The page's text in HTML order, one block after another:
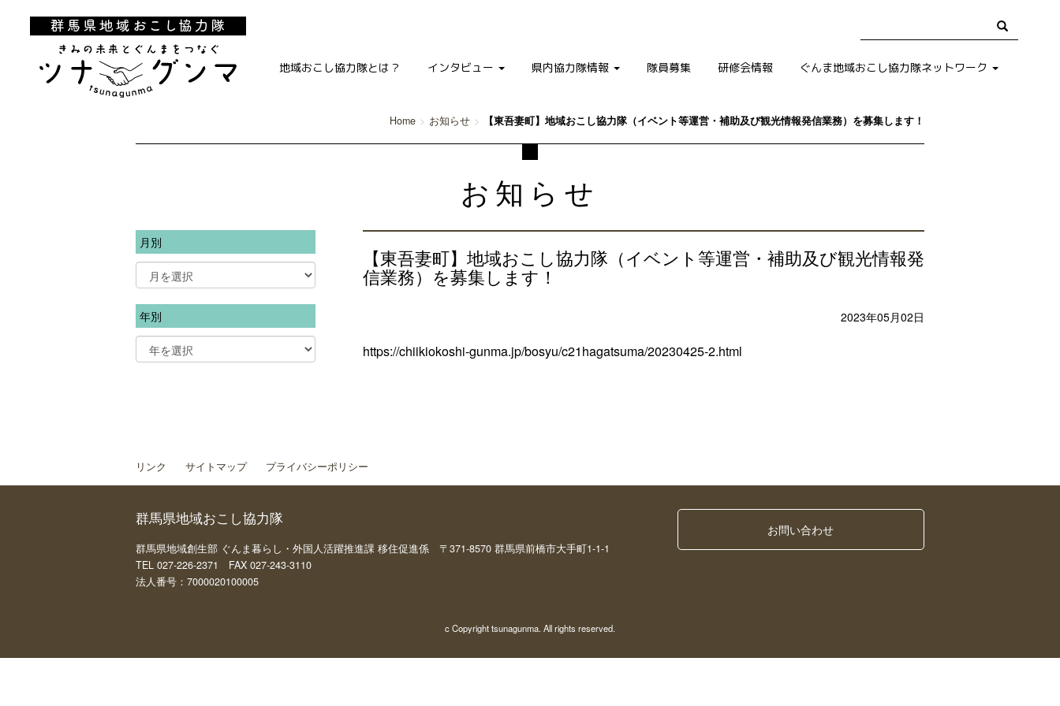
地域おこし協力隊とは？ インタビュー 県内協力隊情報 隊員募集 研修会情報 ぐんま地域おこし協力隊ネットワーク
Home お知らせ 【東吾妻町】地域おこし協力隊（イベント等運営・補助及び観光情報発信業務）を募集します！
お知らせ
【東吾妻町】地域おこし協力隊（イベント等運営・補助及び観光情報発
信業務）を募集します！
2023年05月02日
https://chiikiokoshi-gunma.jp/bosyu/c21hagatsuma/20230425-2.html
月別
年別
リンク サイトマップ プライバシーポリシー
群馬県地域おこし協力隊
群馬県地域創生部 ぐんま暮らし・外国人活躍推進課 移住促進係 〒371-8570 群馬県前橋市大手町1-1-1
TEL 027-226-2371 FAX 027-243-3110
法人番号：7000020100005
お問い合わせ
c Copyright tsunagunma. All rights reserved.